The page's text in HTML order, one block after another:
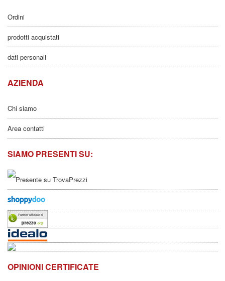
Ordini
prodotti acquistati
dati personali
AZIENDA
Chi siamo
Area contatti
SIAMO PRESENTI SU:
OPINIONI CERTIFICATE